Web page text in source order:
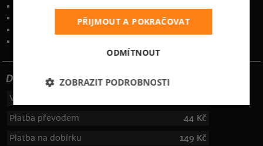
Ochrana osobních údajů
info@bastard.cz
Dotujeme poštovné
Výdejní místa
Platba převodem
44 Kč
Platba na dobírku
149 Kč
PŘIJMOUT A POKRAČOVAT
ODMÍTNOUT
ZOBRAZIT PODROBNOSTI